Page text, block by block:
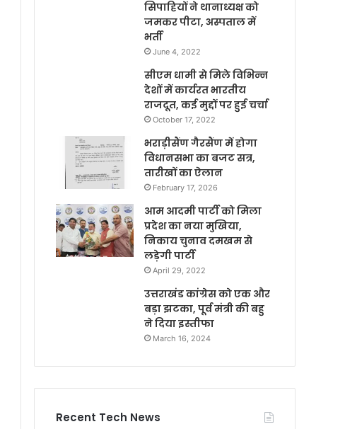
सिपाहियों ने थानाध्यक्ष को
जमकर पीटा, अस्पताल में
भर्ती
June 4, 2022
सीएम धामी से मिले विभिन्न
देशों में कार्यरत भारतीय
राजदूत, कई मुद्दों पर हुई चर्चा
October 17, 2022
भराड़ीसैंण गैरसैंण में होगा
विधानसभा का बजट सत्र,
तारीखों का ऐलान
February 17, 2026
आम आदमी पार्टी को मिला
प्रदेश का नया मुखिया,
निकाय चुनाव दमखम से
लड़ेगी पार्टी
April 29, 2022
उत्तराखंड कांग्रेस को एक और
बड़ा झटका, पूर्व मंत्री की बहु
ने दिया इस्तीफा
March 16, 2024
Recent Tech News